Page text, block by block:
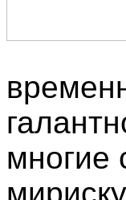
многие